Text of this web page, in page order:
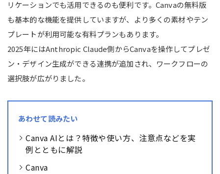
リケーションでも活用できるのも便利です。Canvaの無料版
も基本的な機能を提供していますが、より多くの素材やテン
プレートが利用可能な有料プランもあります。
2025年にはAnthropic Claude側からCanvaを操作してプレゼ
ン・デザイン生成ができる連携が追加され、ワークフローの
選択肢が広がりました。
あわせて読みたい
Canva AIとは？特徴や使い方、注意点などを実
例とともに解説
Canva